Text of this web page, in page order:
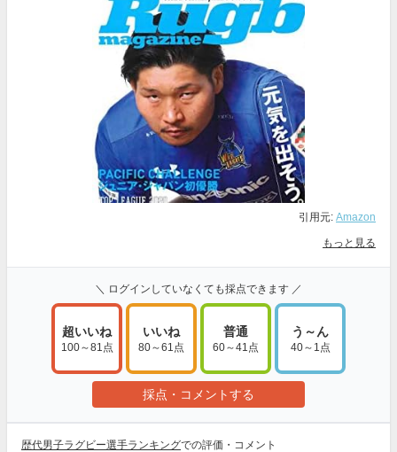
引用元: Amazon
もっと見る
＼ ログインしていなくても採点できます ／
超いいね
100～81点
いいね
80～61点
普通
60～41点
う～ん
40～1点
採点・コメントする
歴代男子ラグビー選手ランキングでの評価・コメント